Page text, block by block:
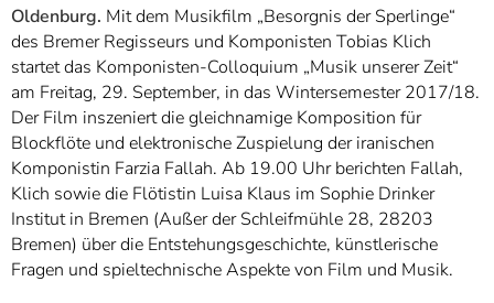
Oldenburg. Mit dem Musikfilm „Besorgnis der Sperlinge“
des Bremer Regisseurs und Komponisten Tobias Klich
startet das Komponisten-Colloquium „Musik unserer Zeit“
am Freitag, 29. September, in das Wintersemester 2017/18.
Der Film inszeniert die gleichnamige Komposition für
Blockflöte und elektronische Zuspielung der iranischen
Komponistin Farzia Fallah. Ab 19.00 Uhr berichten Fallah,
Klich sowie die Flötistin Luisa Klaus im Sophie Drinker
Institut in Bremen (Außer der Schleifmühle 28, 28203
Bremen) über die Entstehungsgeschichte, künstlerische
Fragen und spieltechnische Aspekte von Film und Musik.